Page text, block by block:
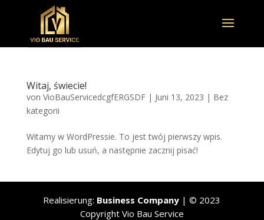
Witaj, świecie!
von VioBauServicedcgfERGSDF| Juni 13, 2023 | Bez
kategorii
Witamy w WordPressie. To jest twój pierwszy wpis.
Edytuj go lub usuń, a następnie zacznij pisać!
Realisierung: Business Company | © 2023
Copyright Vio Bau Service